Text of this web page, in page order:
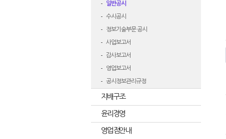
일반공시
수시공시
정보기술부문 공시
사업보고서
감사보고서
영업보고서
공시정보관리규정
지배구조
윤리경영
영업점안내